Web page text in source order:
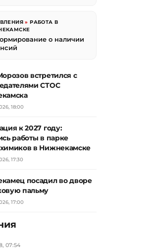
»РАБОТА В
о наличии
встретился с
СТОС
18:00
к 2027 году:
работы в парке
в Нижнекамске
17:30
посадил во дворе
пальму
17:00
07:54